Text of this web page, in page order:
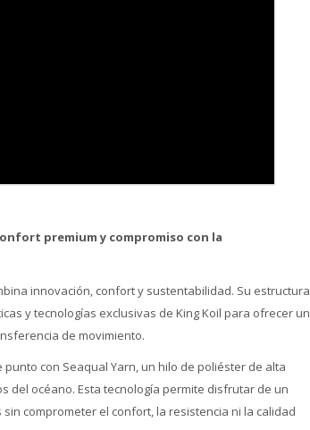
premium y compromiso con la
innovación, confort y sustentabilidad. Su estructura
y tecnologías exclusivas de King Koil para ofrecer un
de movimiento.
con Seaqual Yarn, un hilo de poliéster de alta
del océano. Esta tecnología permite disfrutar de un
comprometer el confort, la resistencia ni la calidad